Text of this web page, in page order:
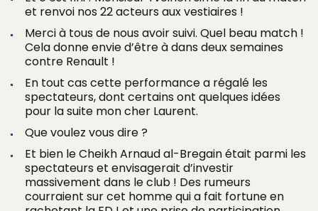
et renvoi nos 22 acteurs aux vestiaires !
Merci à tous de nous avoir suivi. Quel beau match !
Cela donne envie d’être à dans deux semaines
contre Renault !
En tout cas cette performance a régalé les
spectateurs, dont certains ont quelques idées
pour la suite mon cher Laurent.
Que voulez vous dire ?
Et bien le Cheikh Arnaud al-Bregain était parmi les
spectateurs et envisagerait d’investir
massivement dans le club ! Des rumeurs
courraient sur cet homme qui a fait fortune en